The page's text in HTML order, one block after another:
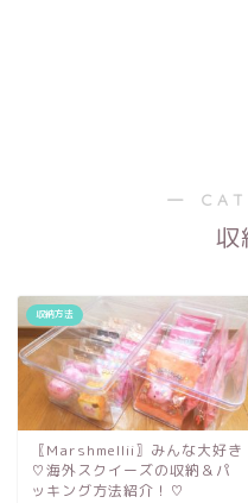
―
収
収納方法
〖Marshmellii〗みんな大好き
♡海外スクイーズの収納＆パ
ッキング方法紹介！♡